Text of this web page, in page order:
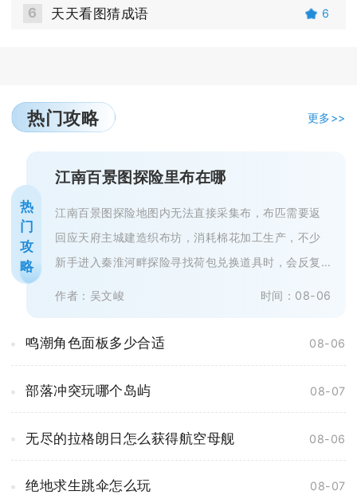
6 天天看图猜成语 6
热门攻略 更多>>
热
门
攻
略
江南百景图探险里布在哪
江南百景图探险地图内无法直接采集布，布匹需要返
回应天府主城建造织布坊，消耗棉花加工生产，不少
新手进入秦淮河畔探险寻找荷包兑换道具时，会反复
作者：吴文峻 时间：08-06
鸣潮角色面板多少合适 08-06
部落冲突玩哪个岛屿 08-07
无尽的拉格朗日怎么获得航空母舰 08-06
绝地求生跳伞怎么玩 08-07